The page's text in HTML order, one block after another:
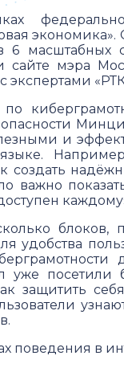
экономика».
6 масштабных
сайте мэра
экспертами
и
создать
важно
блоков,
удобства
уже посетили
защитить
поведения в